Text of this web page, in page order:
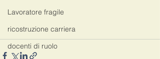
Lavoratore fragile
ricostruzione carriera
docenti di ruolo